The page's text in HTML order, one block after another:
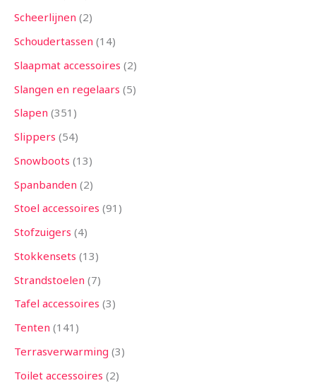
Scheerlijnen 2
Schoudertassen 14
Slaapmat accessoires 2
Slangen en regelaars 5
Slapen 351
Slippers 54
Snowboots 13
Spanbanden 2
Stoel accessoires 91
Stofzuigers 4
Stokkensets 13
Strandstoelen 7
Tafel accessoires 3
Tenten 141
Terrasverwarming 3
Toilet accessoires 2